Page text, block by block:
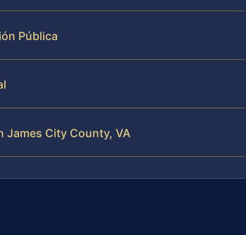
Pública
James City County, VA